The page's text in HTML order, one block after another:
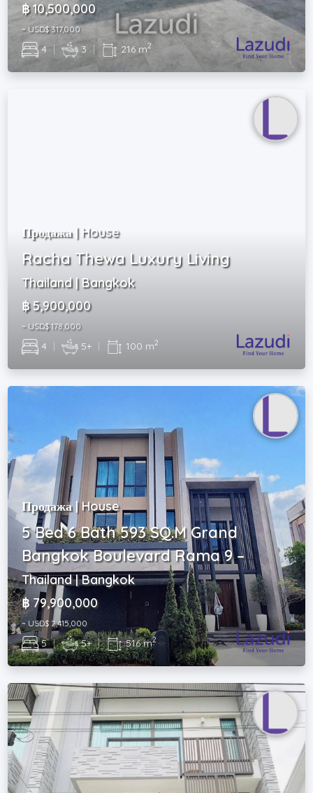
฿ 10,500,000
~ USD$ 317,000
4 | 3 | 216 m2
Продажа | House
Racha Thewa Luxury Living
Thailand | Bangkok
฿ 5,900,000
~ USD$ 178,000
4 | 5+ | 100 m2
Продажа | House
5 Bed 6 Bath 593 SQ.M Grand
Bangkok Boulevard Rama 9 –
Thailand | Bangkok
฿ 79,900,000
~ USD$ 2,415,000
5 | 5+ | 516 m2